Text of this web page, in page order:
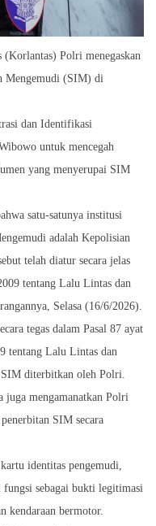
Polri menegaskan
Mengemudi (SIM) di
dan Identifikasi
untuk mencegah
yang menyerupai SIM
satu-satunya institusi
adalah Kepolisian
telah diatur secara jelas
tentang Lalu Lintas dan
Selasa (16/6/2026).
tegas dalam Pasal 87 ayat
tentang Lalu Lintas dan
diterbitkan oleh Polri.
juga mengamanatkan Polri
SIM secara
identitas pengemudi,
sebagai bukti legitimasi
kendaraan bermotor.